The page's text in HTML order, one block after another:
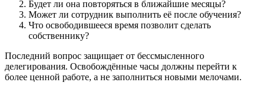
Будет ли она повторяться в ближайшие месяцы?
Может ли сотрудник выполнить её после обучения?
Что освободившееся время позволит сделать
собственнику?
Последний вопрос защищает от бессмысленного
делегирования. Освобождённые часы должны перейти к
более ценной работе, а не заполниться новыми мелочами.